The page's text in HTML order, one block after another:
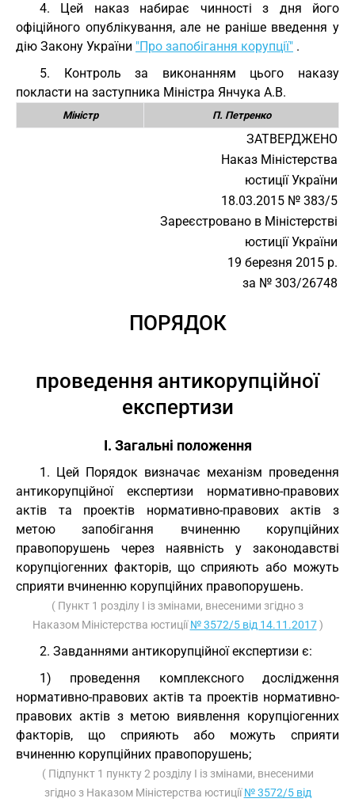
4. Цей наказ набирає чинності з дня його
офіційного опублікування, але не раніше введення у
дію Закону України "Про запобігання корупції" .
5. Контроль за виконанням цього наказу
покласти на заступника Міністра Янчука А.В.
Міністр П. Петренко
ЗАТВЕРДЖЕНО
Наказ Міністерства
юстиції України
18.03.2015 № 383/5
Зареєстровано в Міністерстві
юстиції України
19 березня 2015 р.
за № 303/26748
ПОРЯДОК
проведення антикорупційної
експертизи
I. Загальні положення
1. Цей Порядок визначає механізм проведення
антикорупційної експертизи нормативно-правових
актів та проектів нормативно-правових актів з
метою запобігання вчиненню корупційних
правопорушень через наявність у законодавстві
корупціогенних факторів, що сприяють або можуть
сприяти вчиненню корупційних правопорушень.
( Пункт 1 розділу I із змінами, внесеними згідно з
Наказом Міністерства юстиції№ 3572/5 від 14.11.2017)
2. Завданнями антикорупційної експертизи є:
1) проведення комплексного дослідження
нормативно-правових актів та проектів нормативно-
правових актів з метою виявлення корупціогенних
факторів, що сприяють або можуть сприяти
вчиненню корупційних правопорушень;
( Підпункт 1 пункту 2 розділу I із змінами, внесеними
згідно з Наказом Міністерства юстиції№ 3572/5 від